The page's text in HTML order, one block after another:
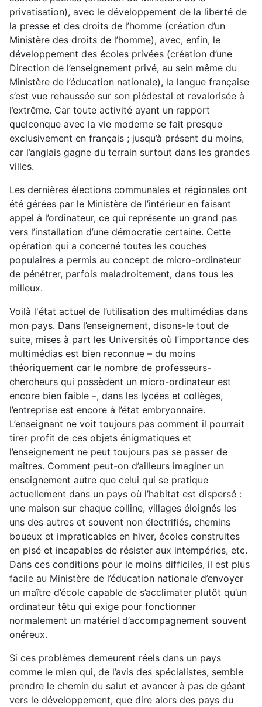
privatisation), avec le développement de la liberté de
la presse et des droits de l’homme (création d’un
Ministère des droits de l’homme), avec, enfin, le
développement des écoles privées (création d’une
Direction de l’enseignement privé, au sein même du
Ministère de l’éducation nationale), la langue française
s’est vue rehaussée sur son piédestal et revalorisée à
l’extrême. Car toute activité ayant un rapport
quelconque avec la vie moderne se fait presque
exclusivement en français ; jusqu’à présent du moins,
car l’anglais gagne du terrain surtout dans les grandes
villes.
Les dernières élections communales et régionales ont
été gérées par le Ministère de l’intérieur en faisant
appel à l’ordinateur, ce qui représente un grand pas
vers l’installation d’une démocratie certaine. Cette
opération qui a concerné toutes les couches
populaires a permis au concept de micro-ordinateur
de pénétrer, parfois maladroitement, dans tous les
milieux.
Voilà l'état actuel de l’utilisation des multimédias dans
mon pays. Dans l’enseignement, disons-le tout de
suite, mises à part les Universités où l’importance des
multimédias est bien reconnue – du moins
théoriquement car le nombre de professeurs-
chercheurs qui possèdent un micro-ordinateur est
encore bien faible –, dans les lycées et collèges,
l’entreprise est encore à l’état embryonnaire.
L’enseignant ne voit toujours pas comment il pourrait
tirer profit de ces objets énigmatiques et
l’enseignement ne peut toujours pas se passer de
maîtres. Comment peut-on d’ailleurs imaginer un
enseignement autre que celui qui se pratique
actuellement dans un pays où l’habitat est dispersé :
une maison sur chaque colline, villages éloignés les
uns des autres et souvent non électrifiés, chemins
boueux et impraticables en hiver, écoles construites
en pisé et incapables de résister aux intempéries, etc.
Dans ces conditions pour le moins difficiles, il est plus
facile au Ministère de l’éducation nationale d’envoyer
un maître d’école capable de s’acclimater plutôt qu’un
ordinateur têtu qui exige pour fonctionner
normalement un matériel d’accompagnement souvent
onéreux.
Si ces problèmes demeurent réels dans un pays
comme le mien qui, de l’avis des spécialistes, semble
prendre le chemin du salut et avancer à pas de géant
vers le développement, que dire alors des pays du